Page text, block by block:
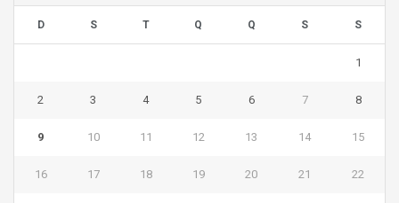
D S T Q Q S S
1
2 3 4 5 6 7 8
9 10 11 12 13 14 15
16 17 18 19 20 21 22